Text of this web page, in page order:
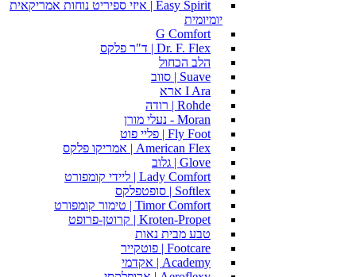
Easy Spirit | איזי ספיריט נוחות אמריקאית
יומיומית
G Comfort
Dr. F. Flex | ד"ר פלקס
הלב הכחול
Suave | סווב
I Ara ארא
Rohde | רודה
Moran - נעלי מורן
Fly Foot | פליי פוט
American Flex | אמריקו פלקס
Glove | גלוב
Lady Comfort | ליידי קומפורט
Softlex | סופטפלקס
Timor Comfort | טימור קומפורט
Kroten-Propet | קרוטן-פרופט
טבע מבית נאות
Footcare | פוטקייר
Academy | אקדמי